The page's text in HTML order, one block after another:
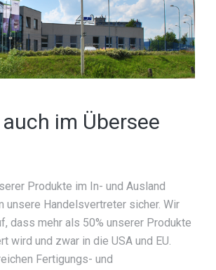
im Übersee
Produkte im In- und Ausland
unsere Handelsvertreter sicher. Wir
dass mehr als 50% unserer Produkte
wird und zwar in die USA und EU.
Fertigungs- und